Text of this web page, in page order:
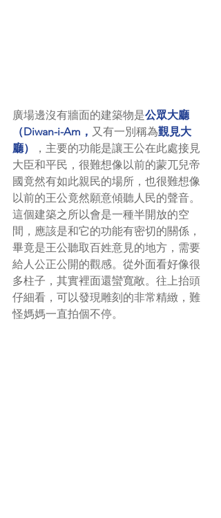
廣場邊沒有牆面的建築物是公眾大廳
（Diwan-i-Am， 又有一別稱為覲見大
廳）
，主要的功能是讓王公在此處接見
大臣和平民，很難想像以前的蒙兀兒帝
國竟然有如此親民的場所，也很難想像
以前的王公竟然願意傾聽人民的聲音。
這個建築之所以會是一種半開放的空
間，應該是和它的功能有密切的關係，
畢竟是王公聽取百姓意見的地方，需要
給人公正公開的觀感。從外面看好像很
多柱子，其實裡面還蠻寬敞。往上抬頭
仔細看，可以發現雕刻的非常精緻，難
怪媽媽一直拍個不停。